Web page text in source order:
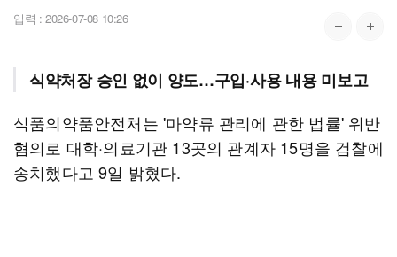
입력 : 2026-07-08 10:26
식약처장 승인 없이 양도…구입·사용 내용 미보고
식품의약품안전처는 '마약류 관리에 관한 법률' 위반
혐의로 대학·의료기관 13곳의 관계자 15명을 검찰에
송치했다고 9일 밝혔다.